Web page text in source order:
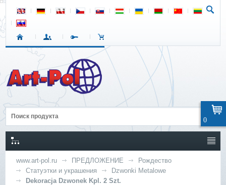
www.art-pol.ru ПРЕДЛОЖЕНИЕ
Рождество
Статуэтки и украшения
Dzwonki Metalowe
Dekoracja Dzwonek Kpl. 2 Szt.
0